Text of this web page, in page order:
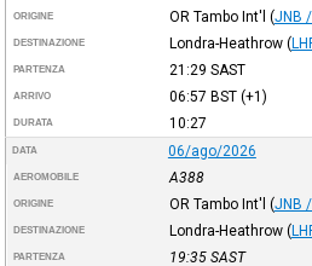
ORIGINE OR Tambo Int'l (JNB /
DESTINAZIONE Londra-Heathrow (
PARTENZA 21:29 SAST
ARRIVO 06:57 BST(+1)
DURATA 10:27
DATA 06/ago/2026
AEROMOBILE A388
ORIGINE OR Tambo Int'l (JNB /
DESTINAZIONE Londra-Heathrow (
PARTENZA 19:35 SAST